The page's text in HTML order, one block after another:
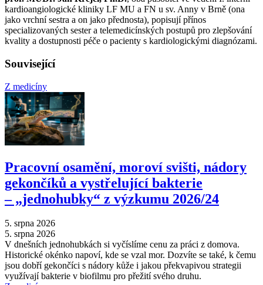
kardioangiologické kliniky LF MU a FN u sv. Anny v Brně (ona
jako vrchní sestra a on jako přednosta), popisují přínos
specializovaných sester a telemedicínských postupů pro zlepšování
kvality a dostupnosti péče o pacienty s kardiologickými diagnózami.
Související
Z medicíny
Pracovní osamění, moroví svišti, nádory
gekončíků a vystřelující bakterie
–⁠ „jednohubky“ z výzkumu 2026/24
5. srpna 2026
5. srpna 2026
V dnešních jednohubkách si vyčíslíme cenu za práci z domova.
Historické okénko napoví, kde se vzal mor. Dozvíte se také, k čemu
jsou dobří gekončíci s nádory kůže i jakou překvapivou strategii
využívají bakterie v biofilmu pro přežití svého druhu.